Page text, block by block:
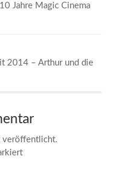
Jahre Magic Cinema
2014 – Arthur und die
veröffentlicht.